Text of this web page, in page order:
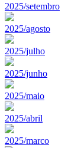
2025/setembro
2025/agosto
2025/julho
2025/junho
2025/maio
2025/abril
2025/marco